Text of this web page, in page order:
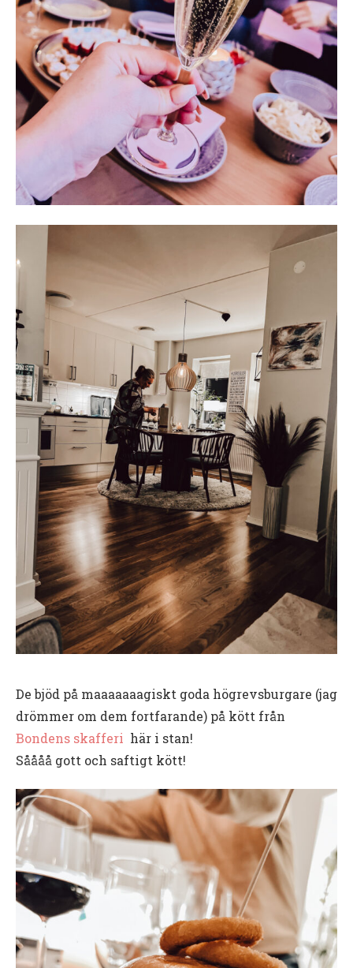
De bjöd på maaaaaaagiskt goda högrevsburgare (jag
drömmer om dem fortfarande) på kött från
Bondens skafferi här i stan!
Såååå gott och saftigt kött!